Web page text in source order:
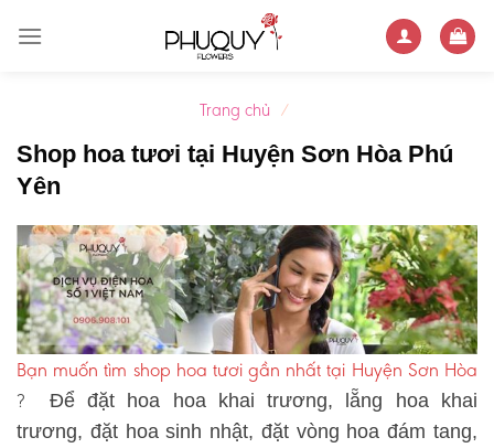
Trang chủ /
Shop hoa tươi tại Huyện Sơn Hòa Phú
Yên
Bạn muốn tìm shop hoa tươi gần nhất tại Huyện Sơn Hòa
? Để đặt hoa hoa khai trương, lẵng hoa khai
trương, đặt hoa sinh nhật, đặt vòng hoa đám tang,